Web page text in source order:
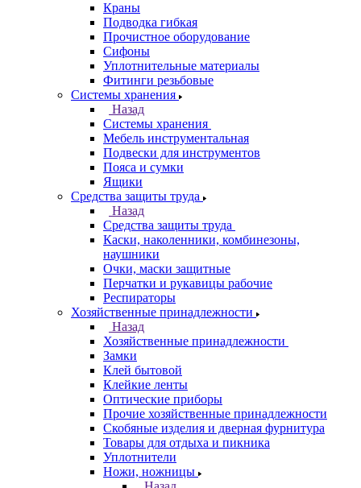
Краны
Подводка гибкая
Прочистное оборудование
Сифоны
Уплотнительные материалы
Фитинги резьбовые
Системы хранения
Назад
Системы хранения
Мебель инструментальная
Подвески для инструментов
Пояса и сумки
Ящики
Средства защиты труда
Назад
Средства защиты труда
Каски, наколенники, комбинезоны,
наушники
Очки, маски защитные
Перчатки и рукавицы рабочие
Респираторы
Хозяйственные принадлежности
Назад
Хозяйственные принадлежности
Замки
Клей бытовой
Клейкие ленты
Оптические приборы
Прочие хозяйственные принадлежности
Скобяные изделия и дверная фурнитура
Товары для отдыха и пикника
Уплотнители
Ножи, ножницы